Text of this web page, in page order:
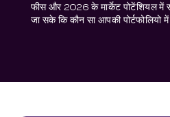
फीस और 2026 के मार्केट पोटेंशियल में
जा सके कि कौन सा आपकी पोर्टफोलियो